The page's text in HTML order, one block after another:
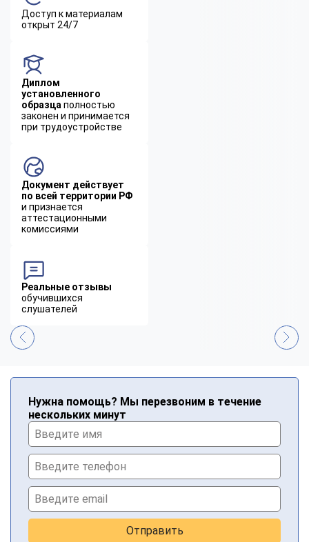
Доступ к материалам
открыт 24/7
Диплом
установленного
образца полностью
законен и принимается
при трудоустройстве
Документ действует
по всей территории РФ
и признается
аттестационными
комиссиями
Реальные отзывы
обучившихся
слушателей
Нужна помощь? Мы перезвоним в течение
нескольких минут
Отправить